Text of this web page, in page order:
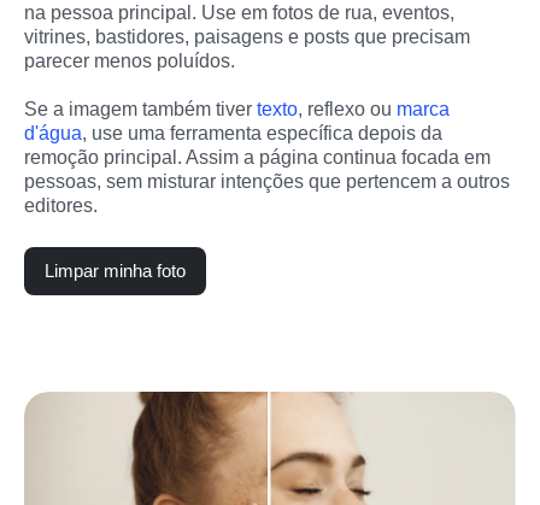
na pessoa principal. Use em fotos de rua, eventos,
vitrines, bastidores, paisagens e posts que precisam
parecer menos poluídos.
Se a imagem também tiver texto, reflexo ou marca
d'água, use uma ferramenta específica depois da
remoção principal. Assim a página continua focada em
pessoas, sem misturar intenções que pertencem a outros
editores.
Limpar minha foto